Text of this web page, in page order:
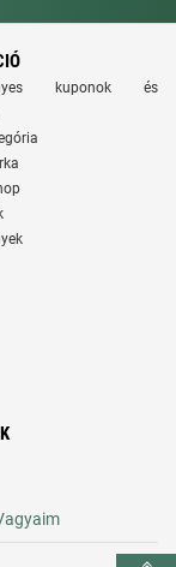
kuponok és